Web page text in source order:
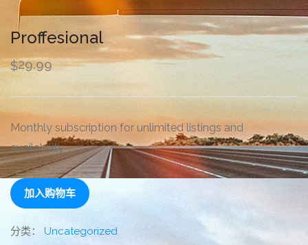
Proffesional
$29.99
Monthly subscription for unlimited listings and
availability
Proffesional
数
量
加入购物车
分类： Uncategorized